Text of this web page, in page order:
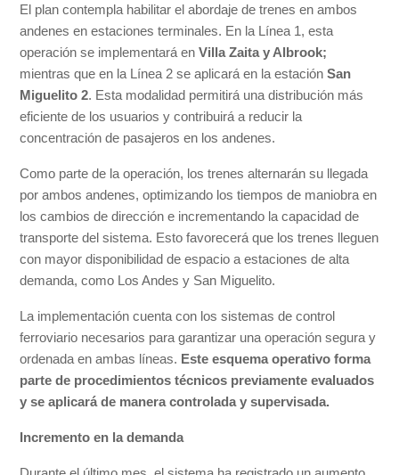
El plan contempla habilitar el abordaje de trenes en ambos
andenes en estaciones terminales. En la Línea 1, esta
operación se implementará enVilla Zaita y Albrook;
mientras que en la Línea 2 se aplicará en la estaciónSan
Miguelito 2. Esta modalidad permitirá una distribución más
eficiente de los usuarios y contribuirá a reducir la
concentración de pasajeros en los andenes.
Como parte de la operación, los trenes alternarán su llegada
por ambos andenes, optimizando los tiempos de maniobra en
los cambios de dirección e incrementando la capacidad de
transporte del sistema. Esto favorecerá que los trenes lleguen
con mayor disponibilidad de espacio a estaciones de alta
demanda, como Los Andes y San Miguelito.
La implementación cuenta con los sistemas de control
ferroviario necesarios para garantizar una operación segura y
ordenada en ambas líneas. Este esquema operativo forma
parte de procedimientos técnicos previamente evaluados
y se aplicará de manera controlada y supervisada.
Incremento en la demanda